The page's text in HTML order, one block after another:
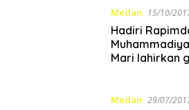
Medan 15/10/
Hadiri
Mari lahirkan
Medan 29/07/